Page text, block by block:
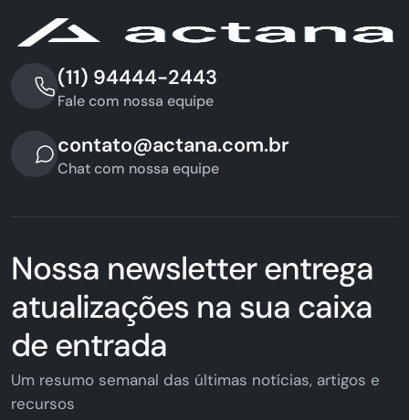
(11) 94444-2443
Fale com nossa equipe
contato@actana.com.br
Chat com nossa equipe
Nossa newsletter entrega
atualizações na sua caixa
de entrada
Um resumo semanal das últimas notícias, artigos e
recursos